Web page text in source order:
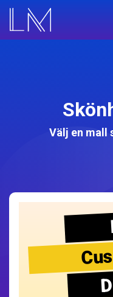
Välj en mall